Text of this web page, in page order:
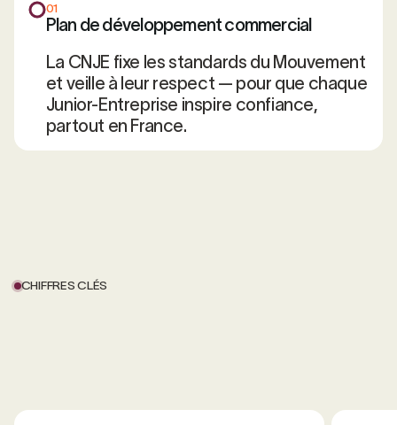
01
Plan de développement commercial
La CNJE fixe les standards du Mouvement
et veille à leur respect — pour que chaque
Junior-Entreprise inspire confiance,
partout en France.
CHIFFRES CLÉS